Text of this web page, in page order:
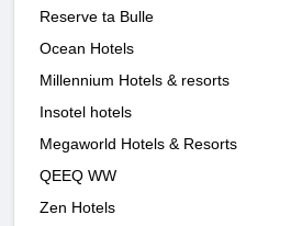
Reserve ta Bulle
Ocean Hotels
Millennium Hotels & resorts
Insotel hotels
Megaworld Hotels & Resorts
QEEQ WW
Zen Hotels